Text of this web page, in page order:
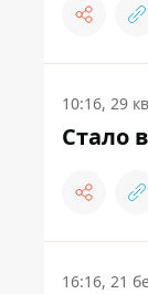
10:16, 29
Стало
16:16, 21